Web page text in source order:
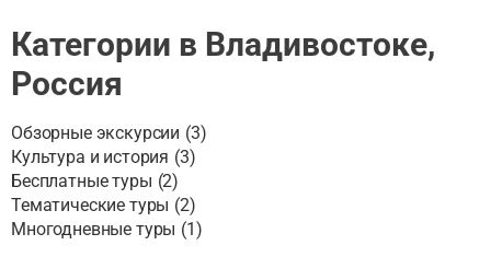
Категории в Владивостоке,
Россия
Обзорные экскурсии (3)
Культура и история (3)
Бесплатные туры (2)
Тематические туры (2)
Многодневные туры (1)